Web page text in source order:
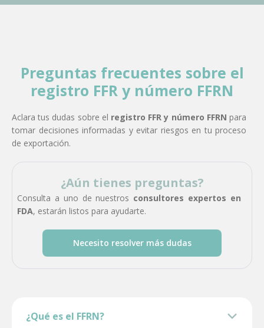
Preguntas frecuentes sobre el
registro FFR y número FFRN
Aclara tus dudas sobre el registro FFR y número FFRN para
tomar decisiones informadas y evitar riesgos en tu proceso
de exportación.
¿Aún tienes preguntas?
Consulta a uno de nuestros consultores expertos en
FDA, estarán listos para ayudarte.
Necesito resolver más dudas
¿Qué es el FFRN?